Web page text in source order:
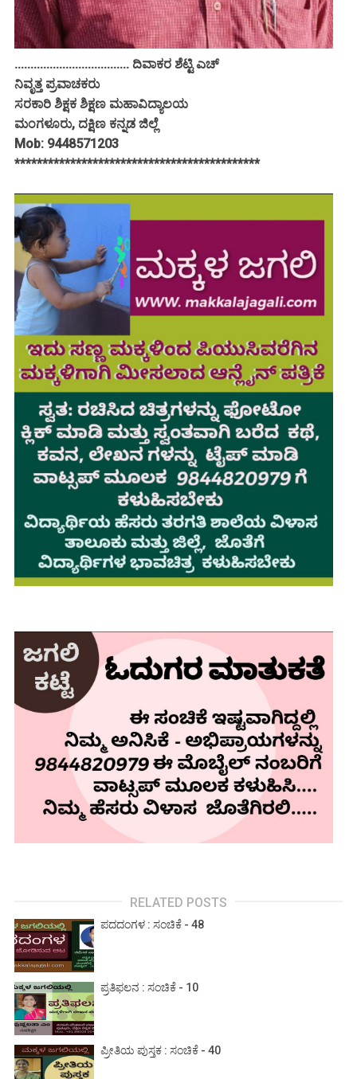
.................................... ದಿವಾಕರ ಶೆಟ್ಟಿ ಎಚ್
ನಿವೃತ್ತ ಪ್ರವಾಚಕರು
ಸರಕಾರಿ ಶಿಕ್ಷಕ ಶಿಕ್ಷಣ ಮಹಾವಿದ್ಯಾಲಯ
ಮಂಗಳೂರು, ದಕ್ಷಿಣ ಕನ್ನಡ ಜಿಲ್ಲೆ
Mob: 9448571203
********************************************
RELATED POSTS
ಪದದಂಗಳ : ಸಂಚಿಕೆ - 48
ಪ್ರತಿಫಲನ : ಸಂಚಿಕೆ - 10
ಪ್ರೀತಿಯ ಪುಸ್ತಕ : ಸಂಚಿಕೆ - 40